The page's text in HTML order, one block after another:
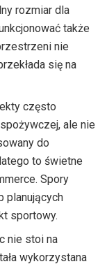
rozmiar dla
także
nie
się na
często
ale nie
do
to świetne
Spory
planujących
sportowy.
nie stoi na
wykorzystana